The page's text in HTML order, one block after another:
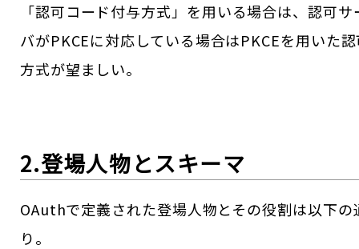
「認可コード付与方式」を用いる場合は、認可サ
バがPKCEに対応している場合はPKCEを用いた
方式が望ましい。
2.登場人物とスキーマ
OAuthで定義された登場人物とその役割は以下の
り。